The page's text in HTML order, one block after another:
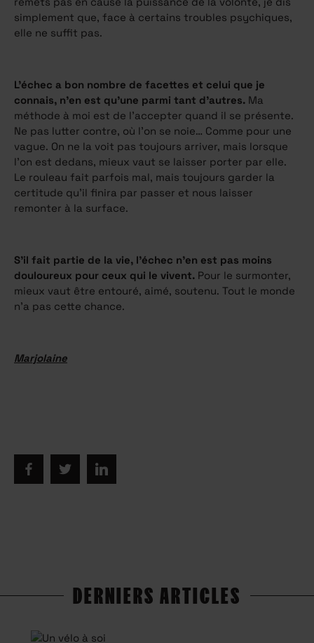
simplement que, face à certains troubles psychiques,
elle ne suffit pas.
L’échec a bon nombre de facettes et celui que je
connais, n’en est qu’une parmi tant d’autres. Ma
méthode à moi est de l’accepter quand il se présente.
Ne pas lutter contre, où l’on se noie… Comme pour une
vague. On ne la voit pas toujours arriver, mais lorsque
l’on est dedans, mieux vaut se laisser porter par elle.
Le rouleau fait parfois mal, mais toujours garder la
certitude qu’il finira par passer et nous laisser
remonter à la surface.
S’il fait partie de la vie, l’échec n’en est pas moins
douloureux pour ceux qui le vivent. Pour le surmonter,
mieux vaut être entouré, aimé, soutenu. Tout le monde
n’a pas cette chance.
Marjolaine
DERNIERS ARTICLES